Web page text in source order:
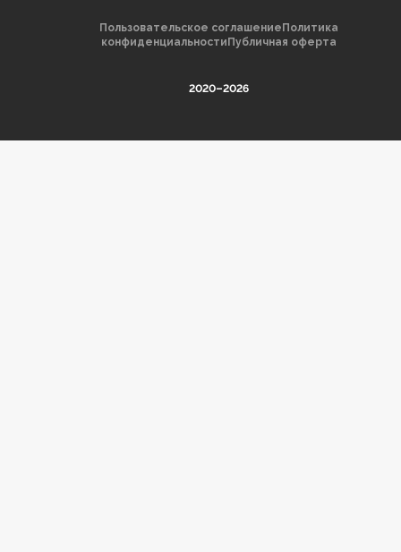
2020–2026
Пользовательское соглашение Политика
конфиденциальности Публичная оферта